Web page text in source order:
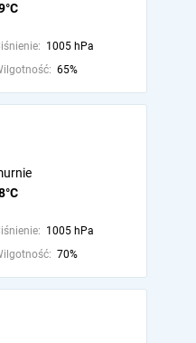
1005 hPa
65%
1005 hPa
70%